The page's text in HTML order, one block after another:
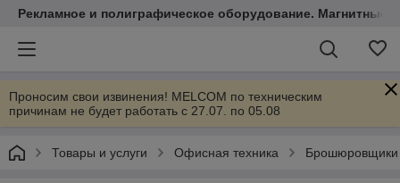
Рекламное и полиграфическое оборудование. Магнитные
Проносим свои извинения! MELCOM по техническим
причинам не будет работать с 27.07. по 05.08
Товары и услуги Офисная техника Брошюровщики